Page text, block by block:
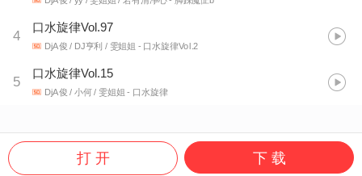
4
口水旋律Vol.97
DjA俊 / DJ亨利 / 雯姐姐 - 口水旋律Vol.2
5
口水旋律Vol.15
DjA俊 / 小何 / 雯姐姐 - 口水旋律
打 开 下 载